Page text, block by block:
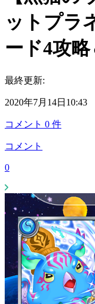
ットプラ
ード4攻
最終更新:
2020年7月14日10:43
コメント 0 件
コメント
0